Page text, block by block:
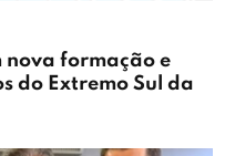
nova formação e
do Extremo Sul da